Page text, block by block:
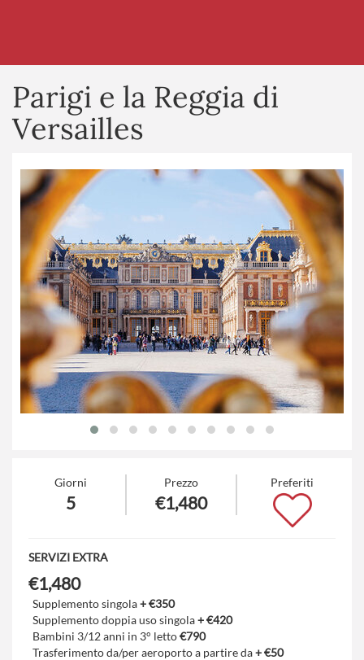
Parigi e la Reggia di
Versailles
Giorni
5
Prezzo
€1,480
Preferiti
SERVIZI EXTRA
€1,480
Supplemento singola+ €350
Supplemento doppia uso singola+ €420
Bambini 3/12 anni in 3° letto€790
Trasferimento da/per aeroporto a partire da+ €50